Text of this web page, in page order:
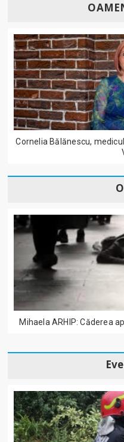
Cornelia Bălănescu,
Mihaela ARHIP: Căderea